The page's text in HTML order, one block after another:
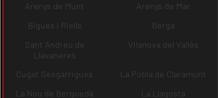
Arenys de Munt
Arenys de Mar
Bigues i Riells
Berga
Sant Andreu de
Llavaneres
Vilanova del Vallès
Cugat Sesgarrigues
La Pobla de Claramunt
La Nou de Berguedà
La Llagosta